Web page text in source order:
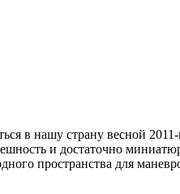
в нашу страну весной
и достаточно
пространства для